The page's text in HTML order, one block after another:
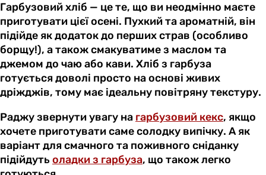
Гарбузовий хліб — це те, що ви неодмінно маєте
приготувати цієї осені. Пухкий та ароматній, він
підійде як додаток до перших страв (особливо
борщу!), а також смакуватиме з маслом та
джемом до чаю або кави. Хліб з гарбуза
готується доволі просто на основі живих
дріжджів, тому має ідеальну повітряну текстуру.
Раджу звернути увагу на гарбузовий кекс, якщо
хочете приготувати саме солодку випічку. А як
варіант для смачного та поживного сніданку
підійдуть оладки з гарбуза, що також легко